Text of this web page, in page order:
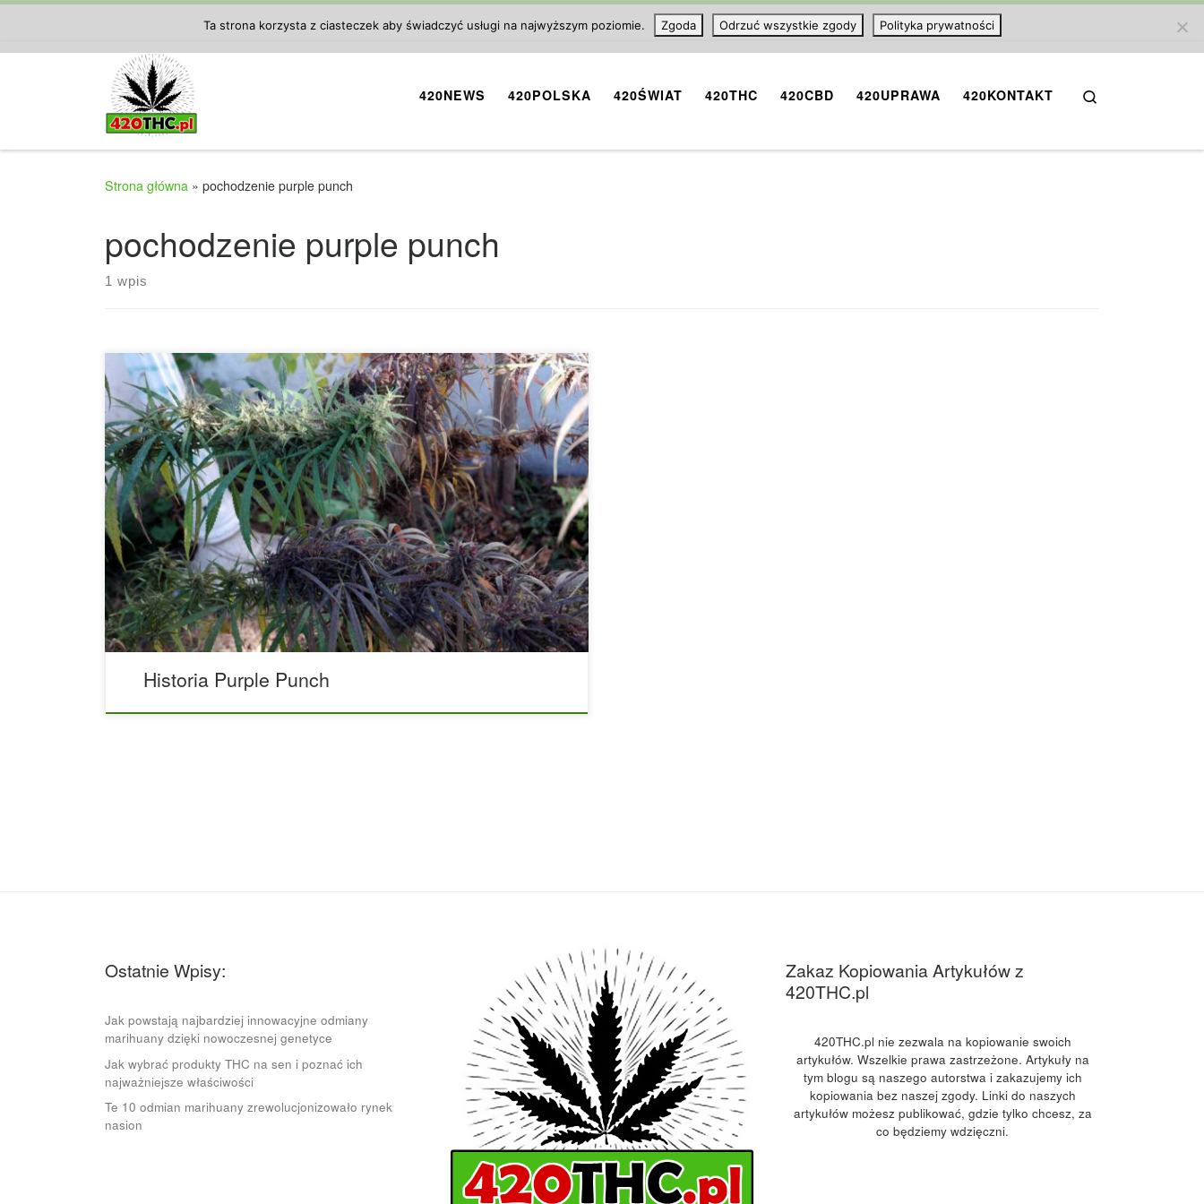
420NEWS 420POLSKA 420ŚWIAT 420THC 420CBD 420UPRAWA 420KONTAKT
Strona główna » pochodzenie purple punch
pochodzenie purple punch
1 wpis
Historia Purple Punch (Alpha Cut). Purple Punch, z najlepszych kalifornijskich
aptek. Od czasu do czasu miłośnicy konopi zaczynają zastanawiać się nad
pochodzeniem niektórych odmian. Często ta ciekawość dotycząca pochodzenia
niektórych genetyk wynika z faktu, że osiągnęły one dużą popularność wśród
użytkowników, a innym razem wynika to z faktu, że odmiany te zdobywają
nagrody na konkursach marihuany lub nagle pojawiają się […]
Historia Purple Punch
Ostatnie Wpisy:
Jak powstają najbardziej innowacyjne odmiany
marihuany dzięki nowoczesnej genetyce
Jak wybrać produkty THC na sen i poznać ich
najważniejsze właściwości
Te 10 odmian marihuany zrewolucjonizowało rynek
nasion
Zakaz Kopiowania Artykułów z
420THC.pl
420THC.pl nie zezwala na kopiowanie swoich
artykułów. Wszelkie prawa zastrzeżone. Artykuły na
tym blogu są naszego autorstwa i zakazujemy ich
kopiowania bez naszej zgody. Linki do naszych
artykułów możesz publikować, gdzie tylko chcesz, za
co będziemy wdzięczni.
Ta strona korzysta z ciasteczek aby świadczyć usługi na najwyższym poziomie. Zgoda Odrzuć wszystkie zgody Polityka prywatności